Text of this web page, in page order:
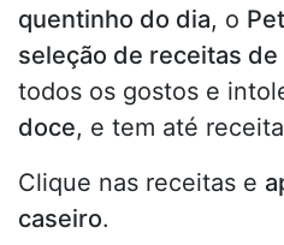
quentinho do dia, o
seleção de receitas de
todos os gostos e
doce, e tem até
Clique nas receitas e
caseiro.